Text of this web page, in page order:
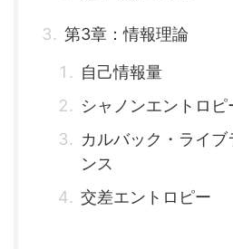
第3章：情報理論
自己情報量
シャノンエントロピ
カルバック・ライ
ンス
交差エントロピー